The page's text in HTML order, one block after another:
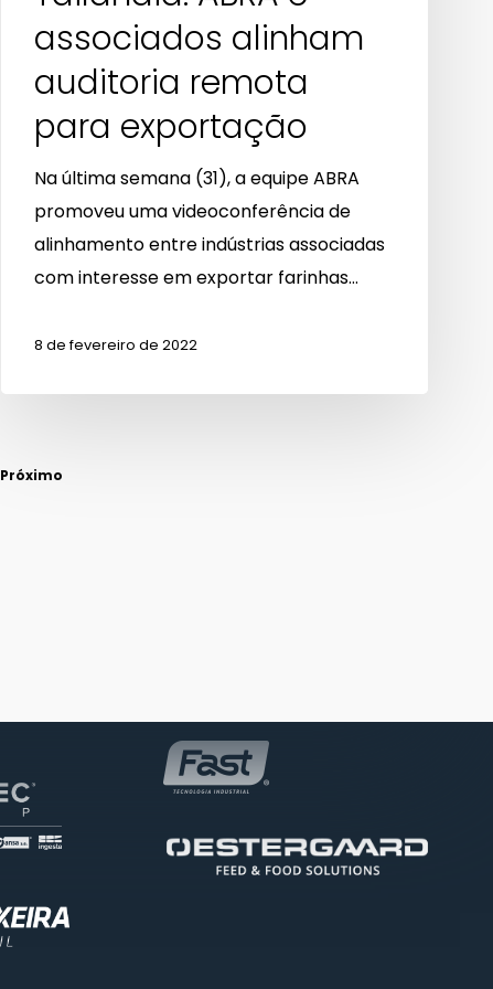
associados alinham
auditoria remota
para exportação
Na última semana (31), a equipe ABRA
promoveu uma videoconferência de
alinhamento entre indústrias associadas
com interesse em exportar farinhas…
8 de fevereiro de 2022
Próximo